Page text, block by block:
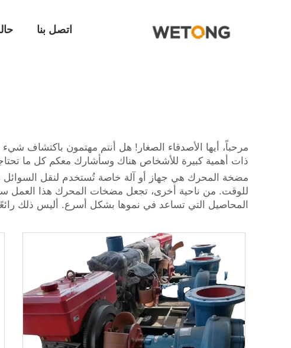
اتصل بنا
مرحباً، أيها الأصدقاء الصغار! هل أنتم مهتمون
ذات أهمية كبيرة للأشخاص هناك وسأشارك معكم كل ما
مضخة المحرك هي جهاز أو آلة خاصة تُستخدم لنقل السوائل
للوقت. من ناحية أخرى، تجعل مضخات المحرك هذا العمل
المحاصيل التي تساعد في نموها بشكل أسرع. أليس ذلك